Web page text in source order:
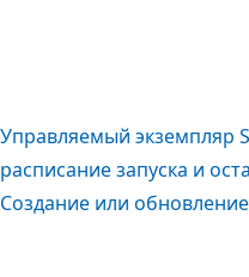
Управляемый экземпляр
расписание запуска и
Создание или обновление